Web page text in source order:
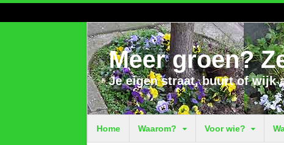
Meer groen?
Je eigen straat, buurt of wijk
Home Waarom? Voor wie?